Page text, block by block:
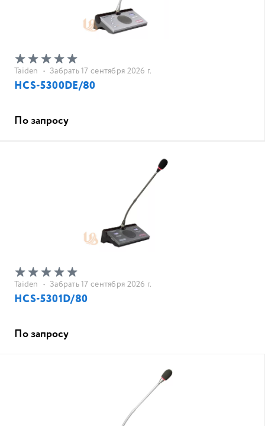
Taiden • Забрать 17 сентября 2026 г.
HCS-5300DE/80
По запросу
Taiden • Забрать 17 сентября 2026 г.
HCS-5301D/80
По запросу